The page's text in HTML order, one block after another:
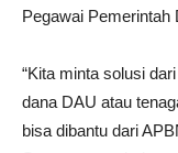
Pegawai Pemerintah
“Kita minta solusi
dana DAU atau
bisa dibantu dari